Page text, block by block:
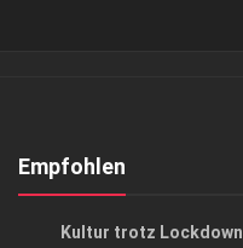
Kontakt, Impressum
Empfohlen
Kultur trotz Lockdown